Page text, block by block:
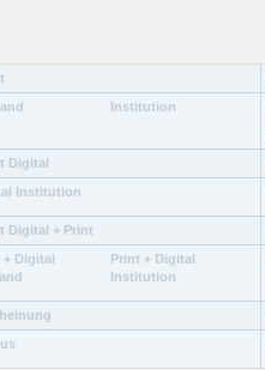
Institution
Digital
Institution
Digital + Print
+ Digital
Print + Digital
Institution